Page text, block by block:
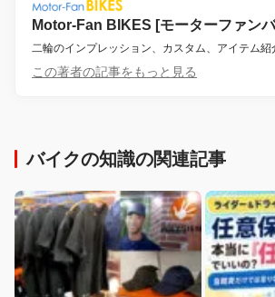
Motor-Fan BIKES [モーターファン
二輪のインプレッション、カスタム、アイテム紹
この著者の記事をもっと見る
バイクの知識の関連記事